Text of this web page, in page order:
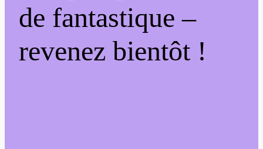
de fantastique –
revenez bientôt !